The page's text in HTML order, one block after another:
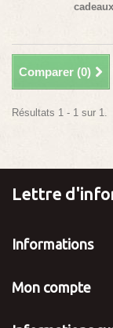
cadeaux
Comparer (0)
Résultats 1 - 1 sur 1.
Lettre
Informations
Mon compte